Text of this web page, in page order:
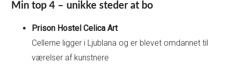
Min top 4 – unikke steder at bo
Prison Hostel Celica Art
Cellerne ligger i Ljublana og er blevet omdannet til
værelser af kunstnere